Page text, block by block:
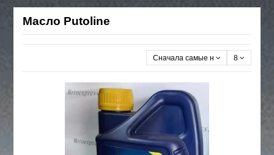
Масло Putoline
Сначала самые новые 8